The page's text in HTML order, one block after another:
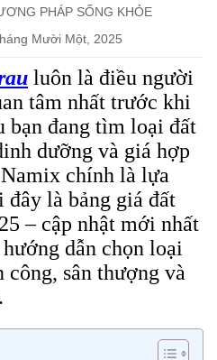
PHÁP SỐNG KHỎE
Mười Một, 2025
luôn là điều người
tâm nhất trước khi
bạn đang tìm loại đất
dưỡng và giá hợp
chính là lựa
là bảng giá đất
– cập nhật mới nhất
dẫn chọn loại
công, sân thượng và